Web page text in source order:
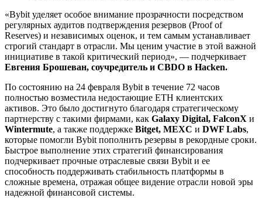
«Bybit уделяет особое внимание прозрачности посредством
регулярных аудитов подтверждения резервов (Proof of
Reserves) и независимых оценок, и тем самым устанавливает
строгий стандарт в отрасли. Мы ценим участие в этой важной
инициативе в такой критический период», — подчеркивает
Евгения Брошеван, соучредитель и CBDO в Hacken.
По состоянию на 24 февраля Bybit в течение 72 часов
полностью возместила недостающие ETH клиентских
активов. Это было достигнуто благодаря стратегическому
партнерству с такими фирмами, как Galaxy Digital, FalconX и
Wintermute, а также поддержке Bitget, MEXC и DWF Labs,
которые помогли Bybit пополнить резервы в рекордные сроки.
Быстрое выполнение этих стратегий финансирования
подчеркивает прочные отраслевые связи Bybit и ее
способность поддерживать стабильность платформы в
сложные времена, отражая общее видение отрасли новой эры
надежной финансовой системы.